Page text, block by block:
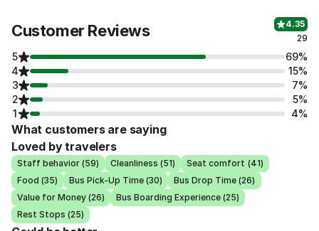
Customer Reviews
4.35
29
5
69%
4
15%
3
7%
2
5%
1
4%
What customers are saying
Loved by travelers
Staff behavior (59) Cleanliness (51)
Seat comfort (41)
Food (35)
Bus Pick-Up Time (30)
Bus Drop Time (26)
Value for Money (26)
Bus Boarding Experience (25)
Rest Stops (25)